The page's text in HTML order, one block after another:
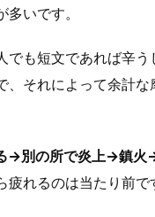
いです。
でも短文であれば辛
、それによって余計な
→別の所で炎上→鎮火
れるのは当たり前で